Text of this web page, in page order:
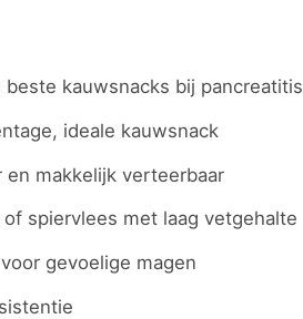
kauwsnacks bij pancreatitis
ideale kauwsnack
makkelijk verteerbaar
spiervlees met laag vetgehalte
gevoelige magen